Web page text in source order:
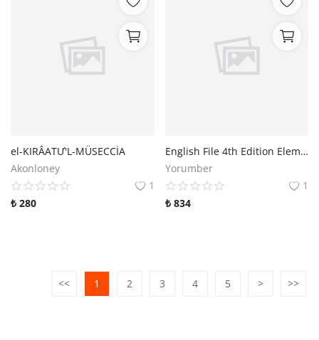
el-KIRÂATƯ'L-MÜSECCİA
Akonloney
1
₺ 280
English File 4th Edition Elementary Student's Book With Online Practice + Workbook
Yorumber
1
₺834
<< 1 2 3 4 5 > >>